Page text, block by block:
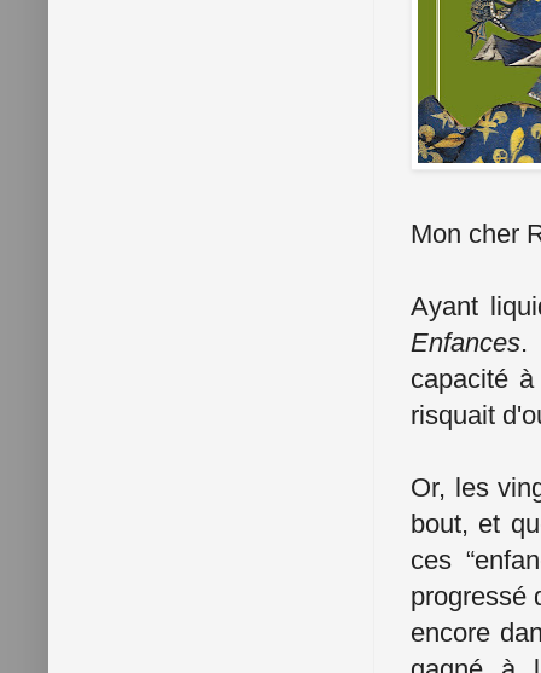
Mon cher
Ayant
Enfances.
capacité
risquait
Or, les
bout, et
ces
progressé
encore